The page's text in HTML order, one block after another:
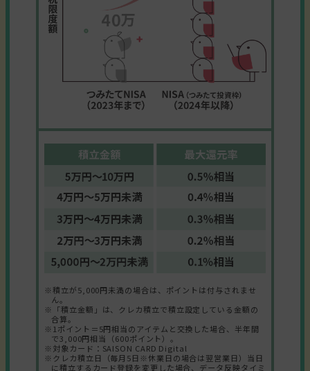
※積立が5,000円未満の場合は、ポイントは付与されませ
ん。
※「積立金額」は、クレカ積立で積立設定している金額の
合算。
※1ポイント＝5円相当のアイテムと交換した場合、半年間
で3,000円相当（600ポイント）。
※対象カード：SAISON CARD Digital
※クレカ積立日（毎月5日※休業日の場合は翌営業日）当日
に積立するカード登録を変更した場合、データ反映タイミ